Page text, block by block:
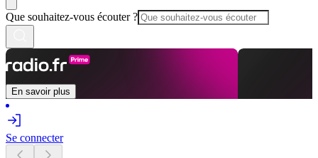
Que souhaitez-vous écouter ?
En savoir plus
Se connecter